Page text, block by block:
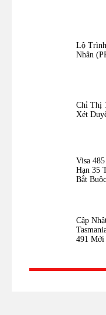
Lộ
Nhân
Chỉ Thị
Xét
Visa
Hạn 35
Bắt
Cập
491 Mới